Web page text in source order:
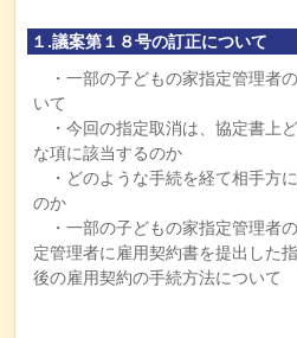
１.議案第１８号の訂正について
・一部の子どもの家指定管理者
いて
・今回の指定取消は、協定書上
な項に該当するのか
・どのような手続を経て相手方
のか
・一部の子どもの家指定管理者
定管理者に雇用契約書を提出した
後の雇用契約の手続方法について